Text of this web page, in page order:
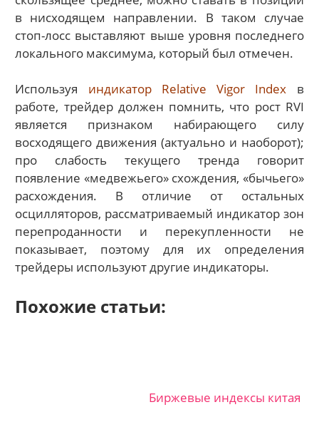
в нисходящем направлении. В таком случае
стоп-лосс выставляют выше уровня последнего
локального максимума, который был отмечен.
Используя индикатор Relativе Vigor Index в
работе, трейдер должен помнить, что рост RVI
является признаком набирающего силу
восходящего движения (актуально и наоборот);
про слабость текущего тренда говорит
появление «медвежьего» схождения, «бычьего»
расхождения. В отличие от остальных
осцилляторов, рассматриваемый индикатор зон
перепроданности и перекупленности не
показывает, поэтому для их определения
трейдеры используют другие индикаторы.
Похожие статьи:
Биржевые индексы китая